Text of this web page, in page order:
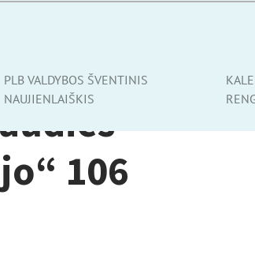
PLB VALDYBOS ŠVENTINIS
NAUJIENLAIŠKIS
106